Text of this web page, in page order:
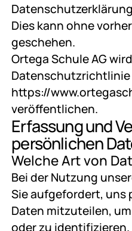
Dies kann ohne
geschehen.
Ortega Schule AG
Datenschutzrichtlinie
https://
veröffentlichen.
Erfassung und
persönlichen
Welche Art von
Bei der Nutzung
Sie aufgefordert, uns
Daten mitzuteilen,
oder zu identifizieren.